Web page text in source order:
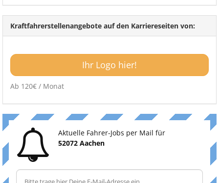
Kraftfahrerstellenangebote auf den Karriereseiten von:
Ihr Logo hier!
Ab 120€ / Monat
Aktuelle Fahrer-Jobs per Mail für
52072 Aachen